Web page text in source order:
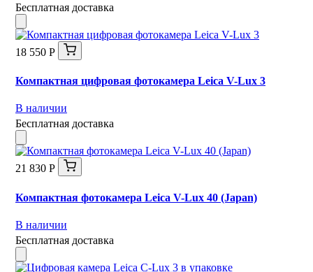
Бесплатная доставка
18 550 Р
Компактная цифровая фотокамера Leica V-Lux 3
В наличии
Бесплатная доставка
21 830 Р
Компактная фотокамера Leica V-Lux 40 (Japan)
В наличии
Бесплатная доставка